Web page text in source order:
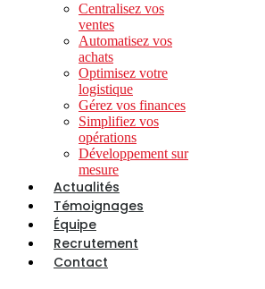
Centralisez vos
ventes
Automatisez vos
achats
Optimisez votre
logistique
Gérez vos finances
Simplifiez vos
opérations
Développement sur
mesure
Actualités
Témoignages
Équipe
Recrutement
Contact